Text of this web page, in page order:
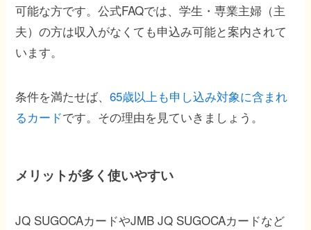
可能な方です。公式FAQでは、学生・専業主婦（主
夫）の方は収入がなくても申込み可能と案内されて
います。
条件を満たせば、65歳以上も申し込み対象に含まれ
るカードです。その理由を見ていきましょう。
メリットが多く使いやすい
JQ SUGOCAカードやJMB JQ SUGOCAカードなど